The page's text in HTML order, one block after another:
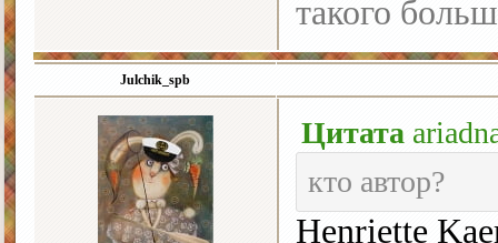
такого
Julchik_spb
Цитата
кто автор?
Henriette